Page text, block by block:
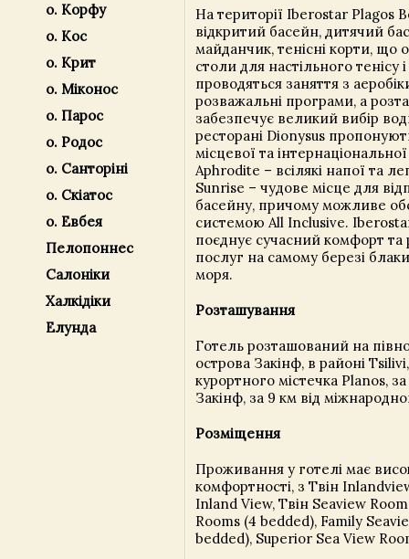
о. Корфу
о. Кос
о. Крит
о. Міконос
о. Парос
о. Родос
о. Санторіні
о. Скіатос
о. Евбея
Пелопоннес
Салоніки
Халкідіки
Елунда
На території Iberostar Plagos
відкритий басейн, дитячий
майданчик, тенісні корти, що
столи для настільного тенісу
проводяться заняття з
розважальні програми, а
забезпечує великий вибір
ресторані Dionysus
місцевої та
Aphrodite – всілякі напої та
Sunrise – чудове місце для
басейну, причому можливе
системою All Inclusive.
поєднує сучасний комфорт та
послуг на самому березі
моря.
Розташування
Готель розташований на
острова Закінф, в районі
курортного містечка Planos, за
Закінф, за 9 км від
Розміщення
Проживання у готелі має
комфортності, з Твін
Inland View, Твін Seaview
Rooms (4 bedded), Family
bedded), Superior Sea View